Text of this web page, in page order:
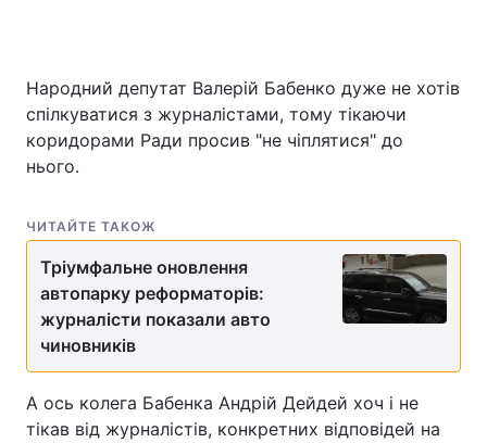
Народний депутат Валерій Бабенко дуже не хотів
спілкуватися з журналістами, тому тікаючи
коридорами Ради просив "не чіплятися" до
нього.
ЧИТАЙТЕ ТАКОЖ
Тріумфальне оновлення
автопарку реформаторів:
журналісти показали авто
чиновників
А ось колега Бабенка Андрій Дейдей хоч і не
тікав від журналістів, конкретних відповідей на